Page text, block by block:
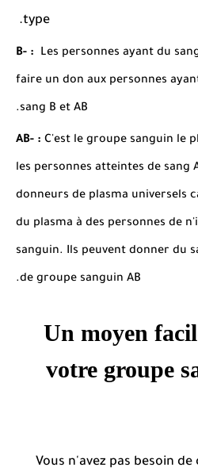
type.
B- : Les personnes ayant du
faire un don aux personnes
sang B et AB.
AB- : C'est le groupe sanguin le
les personnes atteintes de sang
donneurs de plasma universels
du plasma à des personnes de
sanguin. Ils peuvent donner du
de groupe sanguin AB.
Un moyen
votre groupe
Vous n'avez pas besoin